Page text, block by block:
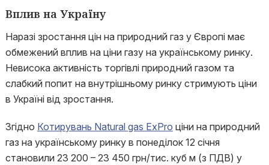
Вплив на Україну
Наразі зростання цін на природний газ у Європі має
обмежений вплив на ціни газу на українському ринку.
Невисока активність торгівлі природний газом та
слабкий попит на внутрішньому ринку стримують ціни
в Україні від зростання.
Згідно Котирувань Natural gas ExPro ціни на природний
газ на українському ринку в понеділок 12 січня
становили 23 200 – 23 450 грн/тис. куб м (з ПДВ) у